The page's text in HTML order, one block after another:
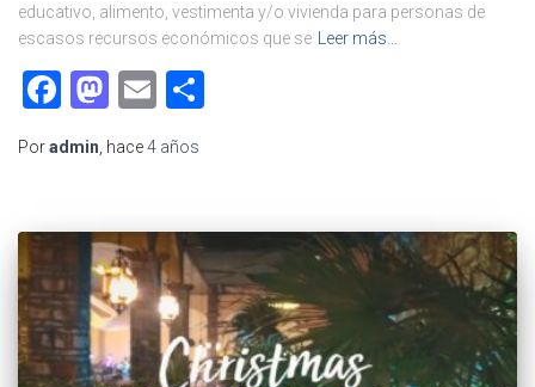
educativo, alimento, vestimenta y/o vivienda para personas de
escasos recursos económicos que se
Leer más…
Facebook
Mastodon
Email
Poradmin , hace4 años